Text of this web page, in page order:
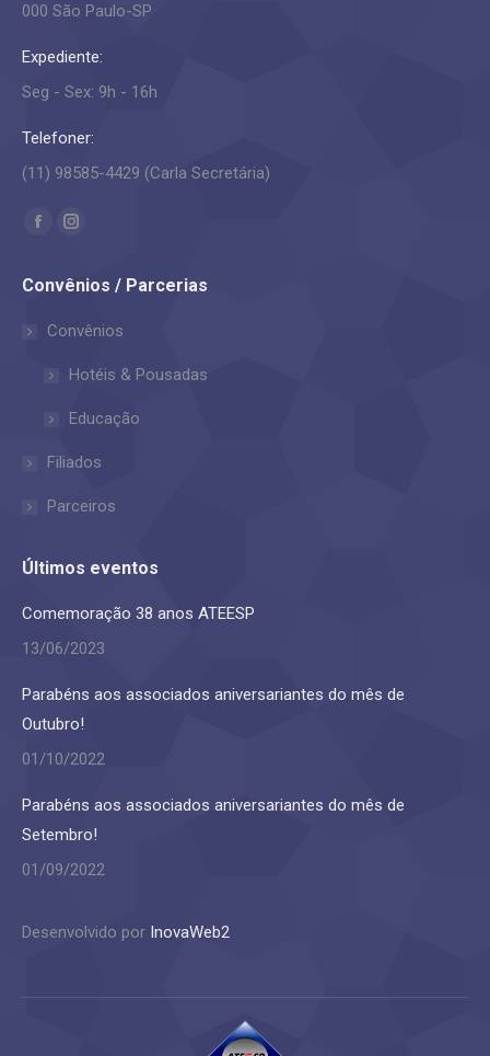
000 São Paulo-SP
Expediente:
Seg - Sex: 9h - 16h
Telefoner:
(11) 98585-4429 (Carla Secretária)
Encontre-nos em:
Facebook
opens
window
Instagram
opens
window
Convênios / Parcerias
Convênios
Hotéis & Pousadas
Educação
Filiados
Parceiros
Últimos eventos
Comemoração 38 anos ATEESP
13/06/2023
Parabéns aos associados aniversariantes do mês de
Outubro!
01/10/2022
Parabéns aos associados aniversariantes do mês de
Setembro!
01/09/2022
Desenvolvido por InovaWeb2